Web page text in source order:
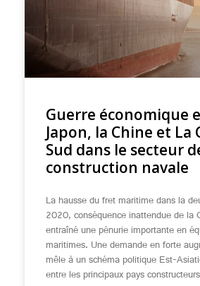
Guerre économique
Japon, la Chine et La
Sud dans le secteur
construction navale
La hausse du fret maritime dans la
2020, conséquence inattendue de la
entraîné une pénurie importante en
maritimes. Une demande en forte
mêle à un schéma politique Est-
entre les principaux pays